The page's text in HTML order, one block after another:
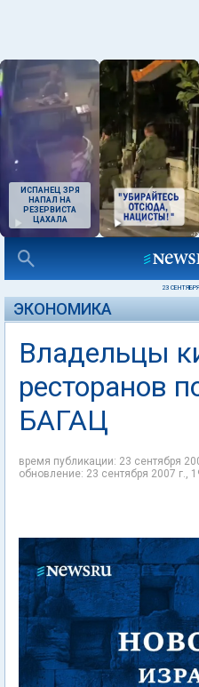
ИСПАНЕЦ ЗРЯ
НАПАЛ НА
РЕЗЕРВИСТА
ЦАХАЛА
23
ЭКОНОМИКА
Владельцы
ресторанов
БАГАЦ
время публикации: 23 сентября
обновление: 23 сентября 2007 г.,